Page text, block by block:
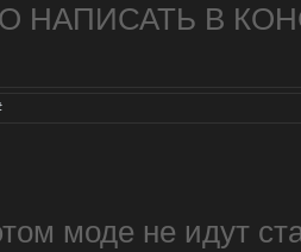
НАПИСАТЬ В
моде не идут